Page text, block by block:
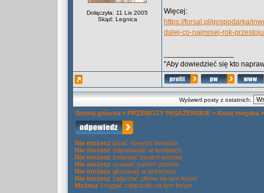
Dołączyła: 11 Lis 2005
Skąd: Legnica
Więcej:
https://forsal.pl/gospodarka/
dalej-co-najmniej-rok-
"Aby dowiedzieć się kto
Wyświetl posty z ostatnich:
Strona główna » PRZEWOZY PASAŻERSKIE » Kolej miejska
Nie możesz pisać nowych tematów
Nie możesz odpowiadać w tematach
Nie możesz zmieniać swoich postów
Nie możesz usuwać swoich postów
Nie możesz głosować w ankietach
Nie możesz załączać plików na tym forum
Możesz ściągać załączniki na tym forum